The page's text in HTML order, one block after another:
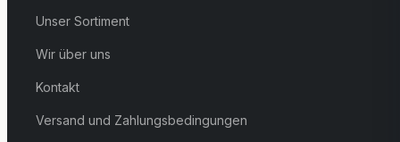
Unser Sortiment
Wir über uns
Kontakt
Versand und Zahlungsbedingungen